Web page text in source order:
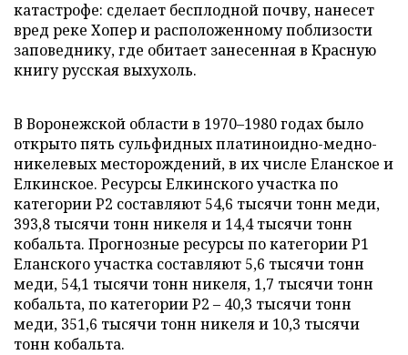
катастрофе: сделает бесплодной почву, нанесет
вред реке Хопер и расположенному поблизости
заповеднику, где обитает занесенная в Красную
книгу русская выхухоль.
В Воронежской области в 1970–1980 годах было
открыто пять сульфидных платиноидно-медно-
никелевых месторождений, в их числе Еланское и
Елкинское. Ресурсы Елкинского участка по
категории P2 составляют 54,6 тысячи тонн меди,
393,8 тысячи тонн никеля и 14,4 тысячи тонн
кобальта. Прогнозные ресурсы по категории P1
Еланского участка составляют 5,6 тысячи тонн
меди, 54,1 тысячи тонн никеля, 1,7 тысячи тонн
кобальта, по категории P2 – 40,3 тысячи тонн
меди, 351,6 тысячи тонн никеля и 10,3 тысячи
тонн кобальта.